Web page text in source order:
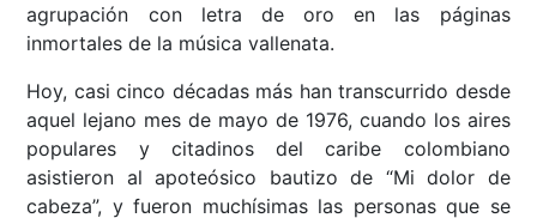
agrupación con letra de oro en las páginas
inmortales de la música vallenata.
Hoy, casi cinco décadas más han transcurrido desde
aquel lejano mes de mayo de 1976, cuando los aires
populares y citadinos del caribe colombiano
asistieron al apoteósico bautizo de “Mi dolor de
cabeza”, y fueron muchísimas las personas que se